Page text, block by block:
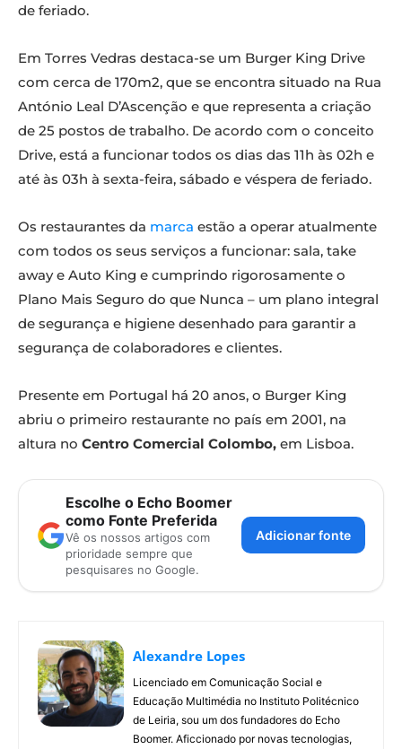
de feriado.
Em Torres Vedras destaca-se um Burger King Drive
com cerca de 170m2, que se encontra situado na Rua
António Leal D’Ascenção e que representa a criação
de 25 postos de trabalho. De acordo com o conceito
Drive, está a funcionar todos os dias das 11h às 02h e
até às 03h à sexta-feira, sábado e véspera de feriado.
Os restaurantes da marca estão a operar atualmente
com todos os seus serviços a funcionar: sala, take
away e Auto King e cumprindo rigorosamente o
Plano Mais Seguro do que Nunca – um plano integral
de segurança e higiene desenhado para garantir a
segurança de colaboradores e clientes.
Presente em Portugal há 20 anos, o Burger King
abriu o primeiro restaurante no país em 2001, na
altura no Centro Comercial Colombo, em Lisboa.
Escolhe o Echo Boomer
como Fonte Preferida
Vê os nossos artigos com
prioridade sempre que
pesquisares no Google.
Adicionar fonte
Alexandre Lopes
Licenciado em Comunicação Social e
Educação Multimédia no Instituto Politécnico
de Leiria, sou um dos fundadores do Echo
Boomer. Aficcionado por novas tecnologias,